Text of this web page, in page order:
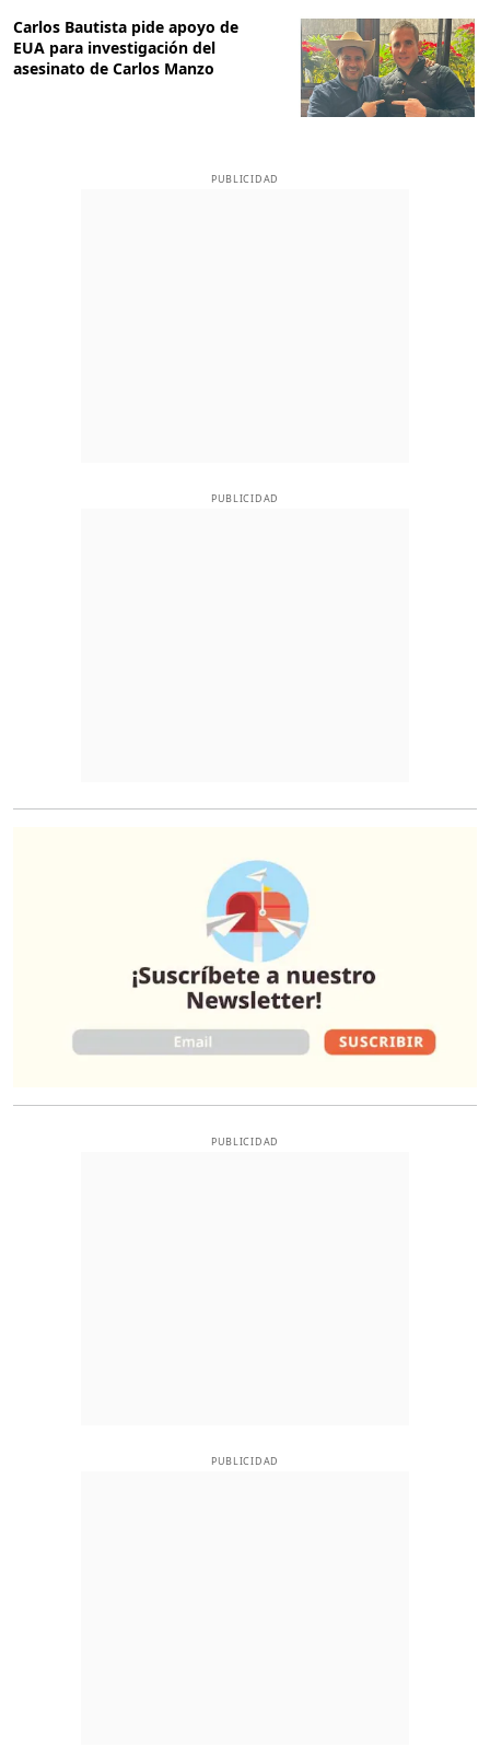
Carlos Bautista pide apoyo de
EUA para investigación del
asesinato de Carlos Manzo
PUBLICIDAD
PUBLICIDAD
PUBLICIDAD
PUBLICIDAD